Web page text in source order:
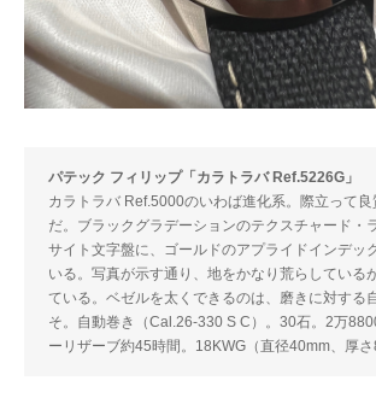
パテック フィリップ「カラトラバ Ref.5226G」
カラトラバ Ref.5000のいわば進化系。際立って
だ。ブラックグラデーションのテクスチャード・
サイト文字盤に、ゴールドのアプライドインデッ
いる。写真が示す通り、地をかなり荒らしている
ている。ベゼルを太くできるのは、磨きに対する
そ。自動巻き（Cal.26-330 S C）。30石。2万
ーリザーブ約45時間。18KWG（直径40mm、厚さ